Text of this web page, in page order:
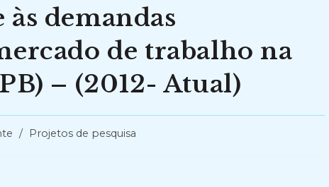
demandas
de trabalho na
– (2012- Atual)
/ Projetos de pesquisa